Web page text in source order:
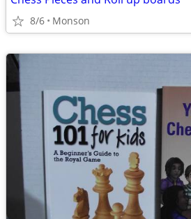
8/6 Monson